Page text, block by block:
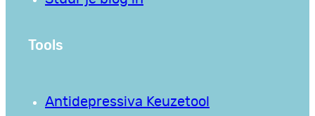
Tools
Antidepressiva Keuzetool